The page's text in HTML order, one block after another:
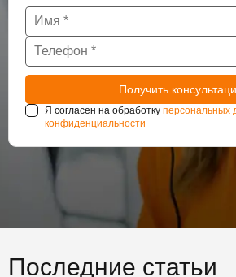
Я согласен на обработку персональных
конфиденциальности
Последние статьи